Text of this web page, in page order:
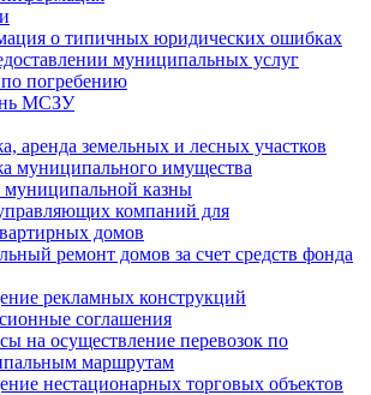
о типичных юридических ошибках
муниципальных услуг
погребению
МСЗУ
аренда земельных и лесных участков
муниципального имущества
муниципальной казны
компаний для
домов
ремонт домов за счет средств фонда
рекламных конструкций
соглашения
на осуществление перевозок по
маршрутам
нестационарных торговых объектов